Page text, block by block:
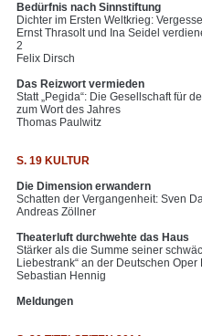
Bedürfnis nach Sinnstiftung
Dichter im Ersten Weltkrieg:
Ernst Thrasolt und Ina Seidel
2
Felix Dirsch
Das Reizwort vermieden
Statt „Pegida“: Die Gesellschaft für
zum Wort des Jahres
Thomas Paulwitz
S. 19 KULTUR
Die Dimension erwandern
Schatten der Vergangenheit: Sven
Andreas Zöllner
Theaterluft durchwehte das Haus
Stärker als die Summe seiner
Liebestrank“ an der Deutschen Oper
Sebastian Hennig
Meldungen